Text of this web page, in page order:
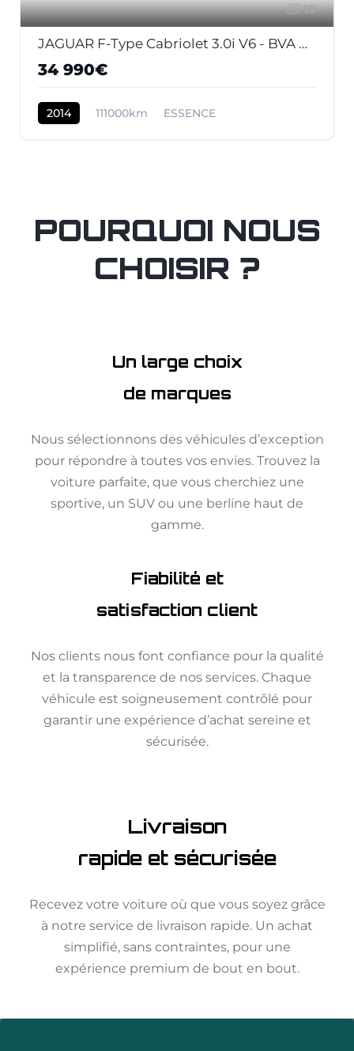
19
JAGUAR F-Type Cabriolet 3.0i V6 - BVA Quickshift - Stop/Start . PHASE 1
34 990€
2014 111000km ESSENCE
POURQUOI NOUS
CHOISIR ?
Un large choix
de marques
Nous sélectionnons des véhicules d’exception
pour répondre à toutes vos envies. Trouvez la
voiture parfaite, que vous cherchiez une
sportive, un SUV ou une berline haut de
gamme.
Fiabilité et
satisfaction client
Nos clients nous font confiance pour la qualité
et la transparence de nos services. Chaque
véhicule est soigneusement contrôlé pour
garantir une expérience d’achat sereine et
sécurisée.
Livraison
rapide et sécurisée
Recevez votre voiture où que vous soyez grâce
à notre service de livraison rapide. Un achat
simplifié, sans contraintes, pour une
expérience premium de bout en bout.